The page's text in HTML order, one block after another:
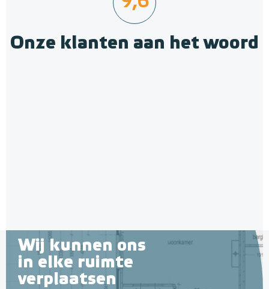
Onze klanten aan het woord
Wij kunnen ons
in elke ruimte
verplaatsen